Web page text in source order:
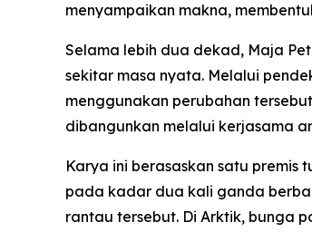
menyampaikan makna,
Selama lebih dua dekad, Maja
sekitar masa nyata. Melalui
menggunakan perubahan
dibangunkan melalui kerjasama
Karya ini berasaskan satu premis
pada kadar dua kali ganda
rantau tersebut. Di Arktik, bunga